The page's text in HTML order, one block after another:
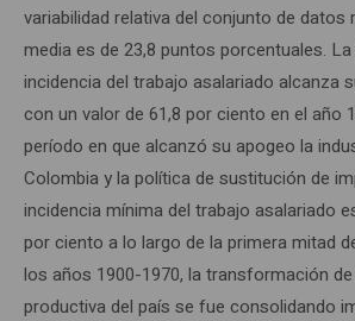
variabilidad relativa del conjunto de datos
media es de 23,8 puntos porcentuales.
incidencia del trabajo asalariado alcanza
con un valor de 61,8 por ciento en el año
período en que alcanzó su apogeo la
Colombia y la política de sustitución de
incidencia mínima del trabajo asalariado
por ciento a lo largo de la primera mitad
los años 1900-1970, la transformación
productiva del país se fue consolidando